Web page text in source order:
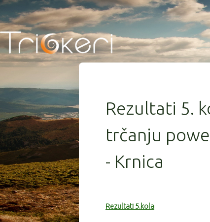
Rezultati 5.
trčanju
- Krnica
Rezultati 5.kola